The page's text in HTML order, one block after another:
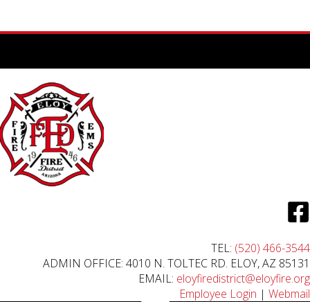
TEL: (520) 466-3544
ADMIN OFFICE: 4010 N. TOLTEC RD. ELOY, AZ 85131
EMAIL: eloyfiredistrict@eloyfire.org
Employee Login | Webmail